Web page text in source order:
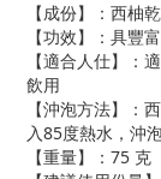
【成份】：西柚乾
【功效】：具豐
【適合人仕】：
飲用
【沖泡方法】：
入85度熱水，沖
【重量】：75 克